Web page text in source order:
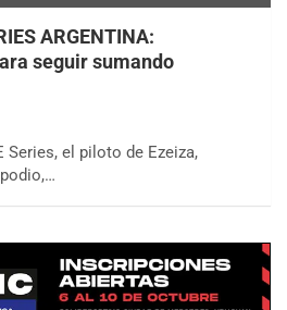
ARGENTINA:
seguir sumando
Series, el piloto de Ezeiza,